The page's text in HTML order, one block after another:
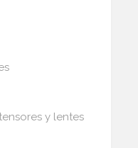
y lentes